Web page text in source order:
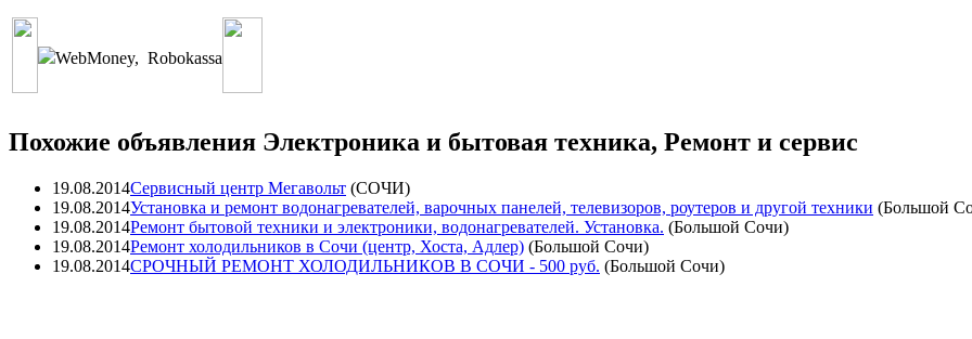
WebMoney, Robokassa
Похожие объявления Электроника и бытовая техника, Ремонт и сервис
19.08.2014Сервисный центр Мегавольт (СОЧИ)
19.08.2014Установка и ремонт водонагревателей, варочных панелей, телевизоров, роутеров и другой техники (Большой
19.08.2014Ремонт бытовой техники и электроники, водонагревателей. Установка. (Большой Сочи)
19.08.2014Ремонт холодильников в Сочи (центр, Хоста, Адлер) (Большой Сочи)
19.08.2014СРОЧНЫЙ РЕМОНТ ХОЛОДИЛЬНИКОВ В СОЧИ - 500 руб. (Большой Сочи)